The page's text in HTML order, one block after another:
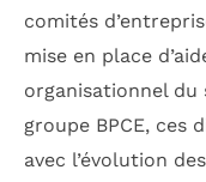
comités
mise en place
organisationnel du
groupe BPCE, ces
avec l’évolution